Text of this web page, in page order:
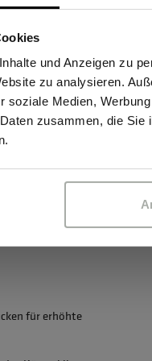
und Anzeigen zu
zu analysieren.
soziale Medien,
zusammen, die
maximal
Mapping.
Wetterschutz und
Rückseite für maximalen
für erhöhte
Sind Sie
dass ich